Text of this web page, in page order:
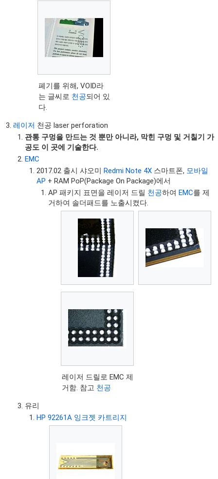
폐기를 위해, VOID라
는 글씨로 천공되어 있
다.
레이저 천공 laser perforation
관통 구멍을 만드는 것 뿐만 아니라, 막힌 구멍 및 거칠기 가
공도 이 곳에 기술한다.
EMC
2017.02 출시 샤오미Redmi Note 4X 스마트폰, 모바일
AP + RAM PoP(Package On Package)에서
AP 패키지 표면을 레이저 드릴 천공하여EMC를 제
거하여 솔더패드를 노출시켰다.
레이저 드릴로 EMC 제
거함. 참고 천공
유리
HP 92261A 잉크젯 카트리지